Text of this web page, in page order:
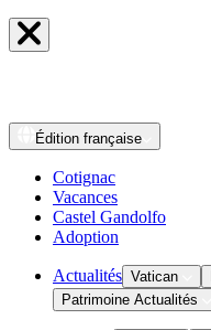
Édition française
Cotignac
Vacances
Castel Gandolfo
Adoption
Actualités Vatican
Patrimoine Actualités